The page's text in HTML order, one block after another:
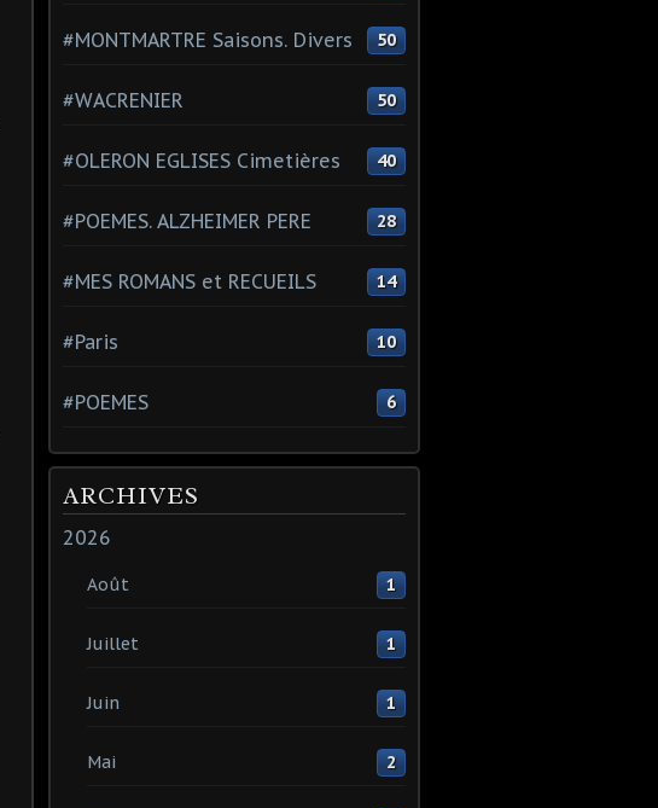
#MONTMARTRE Saisons. Divers 50
#WACRENIER 50
#OLERON EGLISES Cimetières 40
#POEMES. ALZHEIMER PERE 28
#MES ROMANS et RECUEILS 14
#Paris 10
#POEMES 6
ARCHIVES
2026
Août 1
Juillet 1
Juin 1
Mai 2